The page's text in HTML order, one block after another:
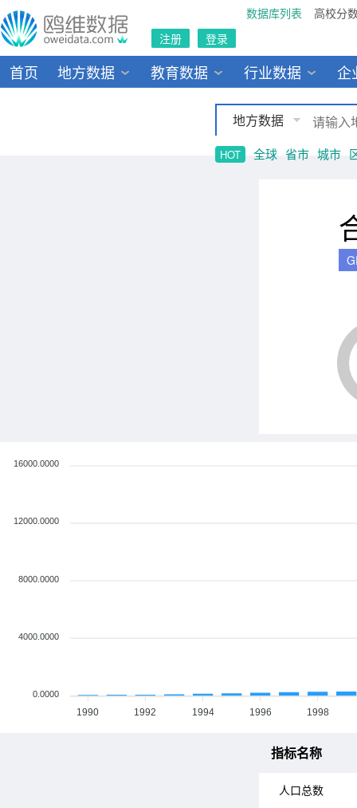
数据库列表
高校分
注册
登录
首页 地方数据 教育数据 行业数据 企
地方数据
HOT 全球 省市 城市
1990 1992 1994 1996 1998
16000.0000
12000.0000
8000.0000
4000.0000
0.0000
指标名称
人口总数